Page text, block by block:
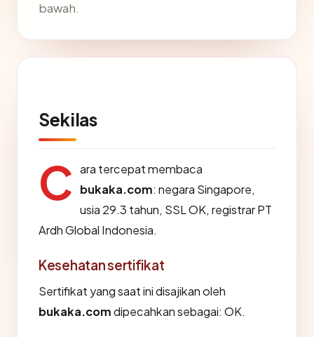
bawah.
Sekilas
C ara tercepat membaca
bukaka.com: negara Singapore,
usia 29.3 tahun, SSL OK, registrar PT
Ardh Global Indonesia.
Kesehatan sertifikat
Sertifikat yang saat ini disajikan oleh
bukaka.comdipecahkan sebagai: OK.